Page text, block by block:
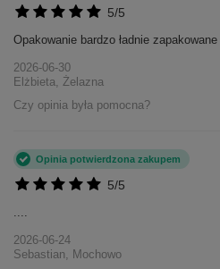
5/5
Opakowanie bardzo ładnie zapakowane
2026-06-30
Elżbieta, Żelazna
Czy opinia była pomocna?
5/5
Opinia potwierdzona zakupem
2026-06-24
Sebastian, Mochowo